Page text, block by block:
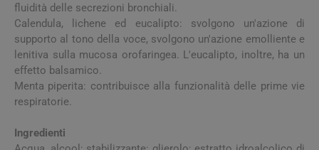
fluidità delle secrezioni bronchiali.
Calendula, lichene ed eucalipto: svolgono un'azione di
supporto al tono della voce, svolgono un'azione emolliente e
lenitiva sulla mucosa orofaringea. L'eucalipto, inoltre, ha un
effetto balsamico.
Menta piperita: contribuisce alla funzionalità delle prime vie
respiratorie.
Ingredienti